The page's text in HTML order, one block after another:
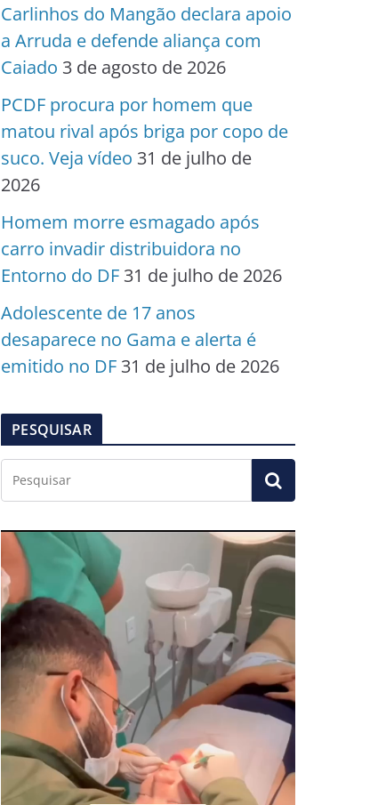
Carlinhos do Mangão declara apoio
a Arruda e defende aliança com
Caiado 3 de agosto de 2026
PCDF procura por homem que
matou rival após briga por copo de
suco. Veja vídeo 31 de julho de
2026
Homem morre esmagado após
carro invadir distribuidora no
Entorno do DF 31 de julho de 2026
Adolescente de 17 anos
desaparece no Gama e alerta é
emitido no DF 31 de julho de 2026
PESQUISAR